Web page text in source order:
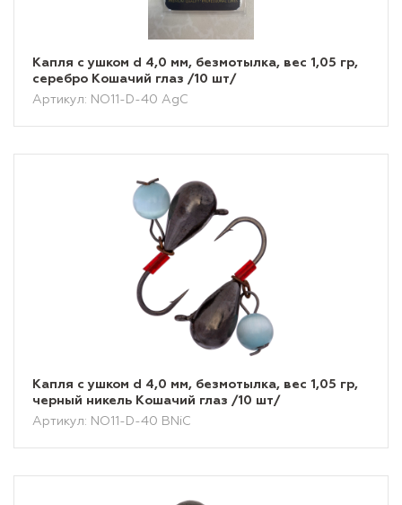
Капля с ушком d 4,0 мм, безмотылка, вес 1,05 гр,
серебро Кошачий глаз /10 шт/
Артикул: NO11-D-40 AgC
Капля с ушком d 4,0 мм, безмотылка, вес 1,05 гр,
черный никель Кошачий глаз /10 шт/
Артикул: NO11-D-40 BNiС